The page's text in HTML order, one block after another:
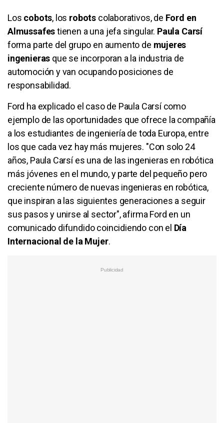
Los cobots, los robots colaborativos, de Ford en
Almussafestienen a una jefa singular. Paula Carsí
forma parte del grupo en aumento de mujeres
ingenieras que se incorporan a la industria de
automoción y van ocupando posiciones de
responsabilidad.
Ford ha explicado el caso de Paula Carsí como
ejemplo de las oportunidades que ofrece la compañía
a los estudiantes de ingeniería de toda Europa, entre
los que cada vez hay más mujeres. "Con solo 24
años, Paula Carsí es una de las ingenieras en robótica
más jóvenes en el mundo, y parte del pequeño pero
creciente número de nuevas ingenieras en robótica,
que inspiran a las siguientes generaciones a seguir
sus pasos y unirse al sector", afirma Ford en un
comunicado difundido coincidiendo con el Día
Internacional de la Mujer.